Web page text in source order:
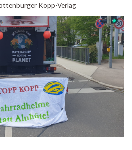
Kopp-Verlag